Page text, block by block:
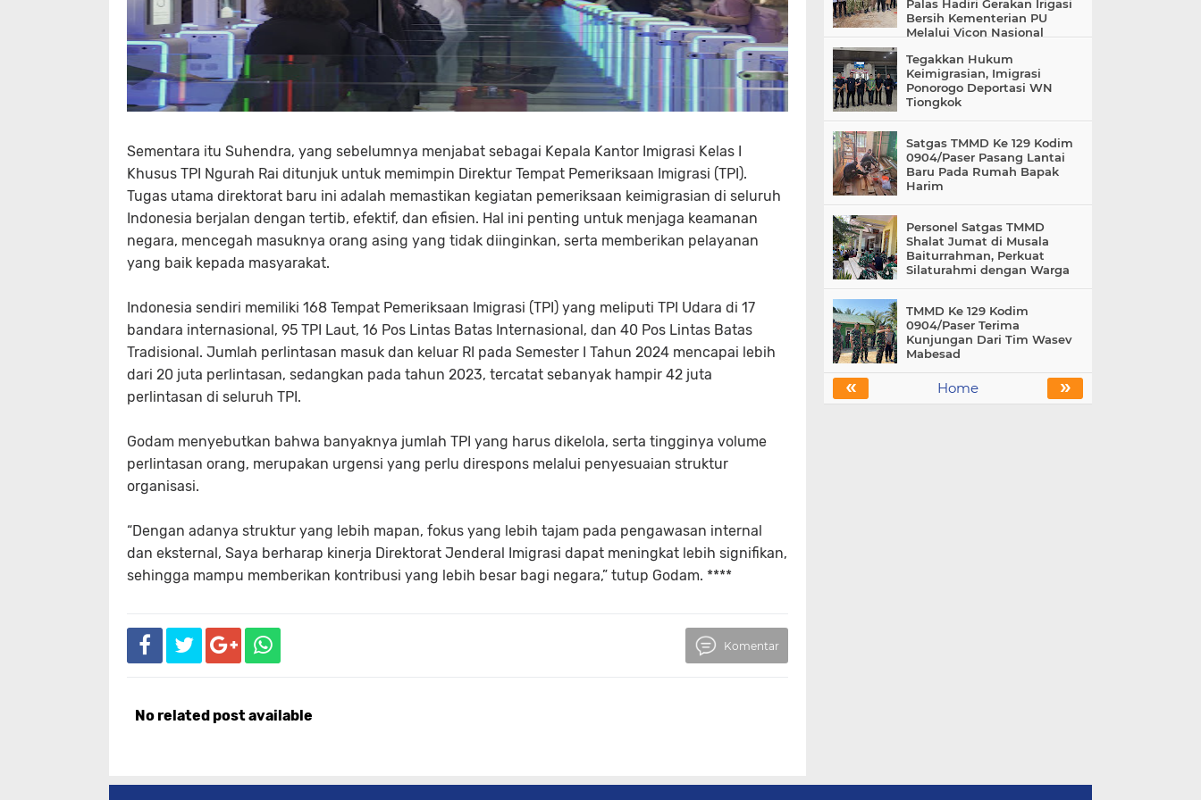
Sementara itu Suhendra, yang sebelumnya menjabat sebagai Kepala Kantor Imigrasi Kelas I
Khusus TPI Ngurah Rai ditunjuk untuk memimpin Direktur Tempat Pemeriksaan Imigrasi (TPI).
Tugas utama direktorat baru ini adalah memastikan kegiatan pemeriksaan keimigrasian di seluruh
Indonesia berjalan dengan tertib, efektif, dan efisien. Hal ini penting untuk menjaga keamanan
negara, mencegah masuknya orang asing yang tidak diinginkan, serta memberikan pelayanan
yang baik kepada masyarakat.
Indonesia sendiri memiliki 168 Tempat Pemeriksaan Imigrasi (TPI) yang meliputi TPI Udara di 17
bandara internasional, 95 TPI Laut, 16 Pos Lintas Batas Internasional, dan 40 Pos Lintas Batas
Tradisional. Jumlah perlintasan masuk dan keluar RI pada Semester I Tahun 2024 mencapai lebih
dari 20 juta perlintasan, sedangkan pada tahun 2023, tercatat sebanyak hampir 42 juta
perlintasan di seluruh TPI.
Godam menyebutkan bahwa banyaknya jumlah TPI yang harus dikelola, serta tingginya volume
perlintasan orang, merupakan urgensi yang perlu direspons melalui penyesuaian struktur
organisasi.
“Dengan adanya struktur yang lebih mapan, fokus yang lebih tajam pada pengawasan internal
dan eksternal, Saya berharap kinerja Direktorat Jenderal Imigrasi dapat meningkat lebih signifikan,
sehingga mampu memberikan kontribusi yang lebih besar bagi negara,” tutup Godam. ****
Komentar
No related post available
Palas Hadiri Gerakan Irigasi
Bersih Kementerian PU
Melalui Vicon Nasional
Tegakkan Hukum
Keimigrasian, Imigrasi
Ponorogo Deportasi WN
Tiongkok
Satgas TMMD Ke 129 Kodim
0904/Paser Pasang Lantai
Baru Pada Rumah Bapak
Harim
Personel Satgas TMMD
Shalat Jumat di Musala
Baiturrahman, Perkuat
Silaturahmi dengan Warga
TMMD Ke 129 Kodim
0904/Paser Terima
Kunjungan Dari Tim Wasev
Mabesad
« »
Home